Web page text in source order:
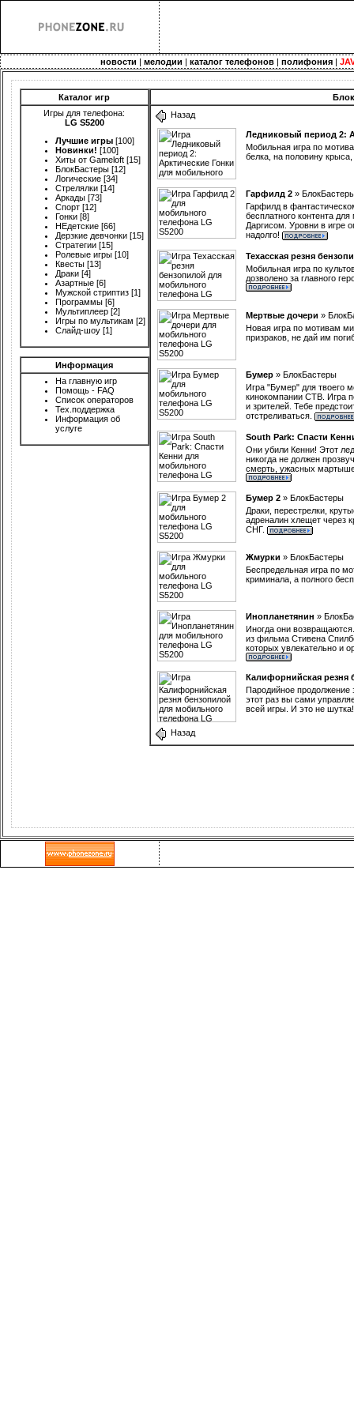
новости |мелодии |каталог телефонов |полифония |
Каталог игр
Игры для телефона:
LG S5200
Лучшие игры [100]
Новинки! [100]
Хиты от Gameloft [15]
БлокБастеры [12]
Логические [34]
Стрелялки [14]
Аркады [73]
Спорт [12]
Гонки [8]
НЕдетские [66]
Дерзкие девчонки [15]
Стратегии [15]
Ролевые игры [10]
Квесты [13]
Драки [4]
Азартные [6]
Мужской стриптиз [1]
Программы [6]
Мультиплеер [2]
Игры по мультикам [2]
Слайд-шоу [1]
Информация
На главную игр
Помощь - FAQ
Список операторов
Тех.поддержка
Информация об
услуге
Назад
Ледниковый период 2:
Мобильная игра по
белка, на половину
Гарфилд 2 »
Гарфилд в
бесплатного контента
Даргисом. Уровни в игре
надолго!
Техасская резня
Мобильная игра по
дозволено за главного
Мертвые дочери »
Новая игра по мотивам
призраков, не дай им
Бумер » БлокБастеры
Игра "Бумер" для твоего
кинокомпании СТВ. Игра
и зрителей. Тебе
отстреливаться.
South Park: Спасти
Они убили Кенни! Этот
никогда не должен
смерть, ужасных
Бумер 2 » БлокБастеры
Драки, перестрелки,
адреналин хлещет через
СНГ.
Жмурки » БлокБастеры
Беспредельная игра по
криминала, а полного
Инопланетянин »
Иногда они
из фильма Стивена
которых увлекательно и
Калифорнийская резня
Пародийное продолжение
этот раз вы сами
всей игры. И это не
Назад